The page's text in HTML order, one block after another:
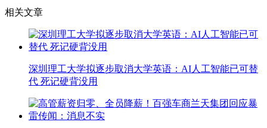
相关文章
深圳理工大学拟逐步取消大学英语：AI人工智能已可替
代 死记硬背没用